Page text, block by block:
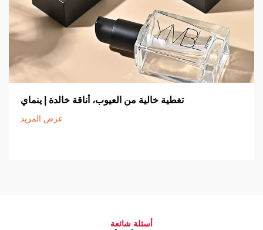
تغطية خالية من العيوب، أناقة خالدة | ينماي
عرض المزيد
أسئلة شائعة